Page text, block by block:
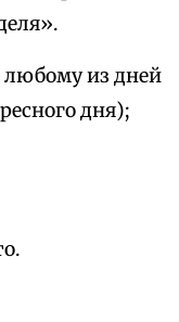
из дней
дня);